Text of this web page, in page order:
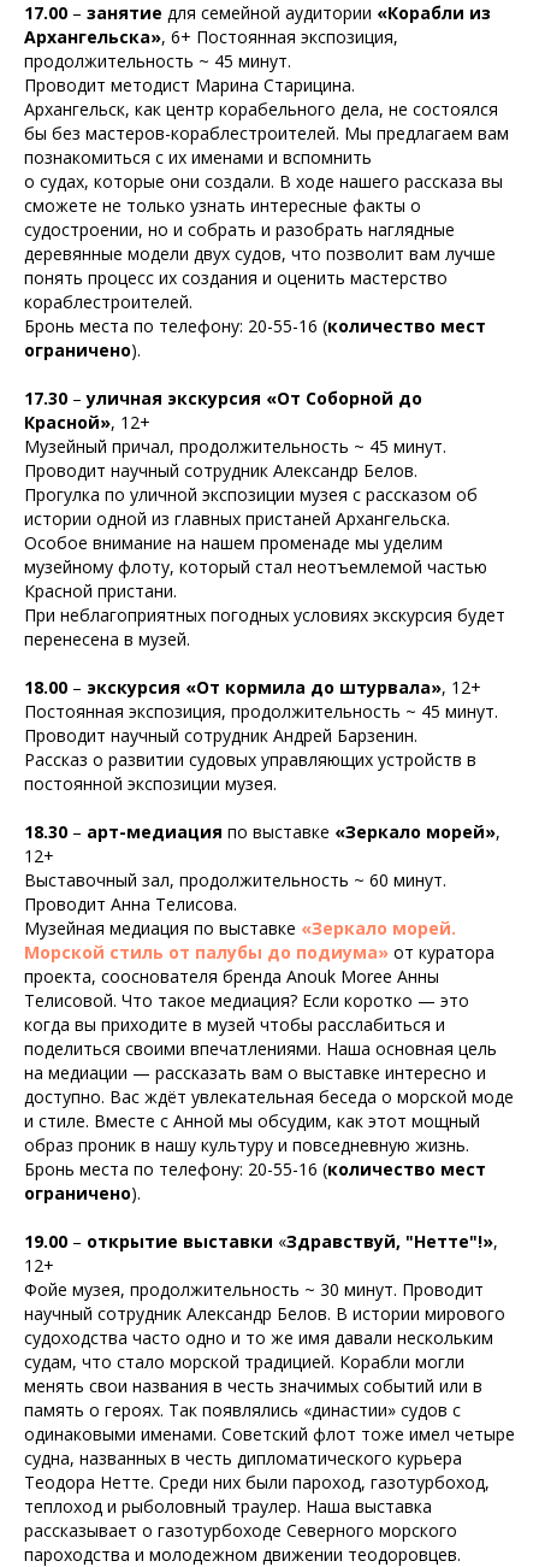
17.00 – занятие для семейной аудитории «Корабли из
Архангельска», 6+ Постоянная экспозиция,
продолжительность ~ 45 минут.
Проводит методист Марина Старицина.
Архангельск, как центр корабельного дела, не состоялся
бы без мастеров-кораблестроителей. Мы предлагаем вам
познакомиться с их именами и вспомнить
о судах, которые они создали. В ходе нашего рассказа вы
сможете не только узнать интересные факты о
судостроении, но и собрать и разобрать наглядные
деревянные модели двух судов, что позволит вам лучше
понять процесс их создания и оценить мастерство
кораблестроителей.
Бронь места по телефону: 20-55-16 (количество мест
ограничено).
17.30 –уличная экскурсия «От Соборной до
Красной», 12+
Музейный причал, продолжительность ~ 45 минут.
Проводит научный сотрудник Александр Белов.
Прогулка по уличной экспозиции музея с рассказом об
истории одной из главных пристаней Архангельска.
Особое внимание на нашем променаде мы уделим
музейному флоту, который стал неотъемлемой частью
Красной пристани.
При неблагоприятных погодных условиях экскурсия будет
перенесена в музей.
18.00 – экскурсия «От кормила до штурвала», 12+
Постоянная экспозиция, продолжительность ~ 45 минут.
Проводит научный сотрудник Андрей Барзенин.
Рассказ о развитии судовых управляющих устройств в
постоянной экспозиции музея.
18.30 – арт-медиация по выставке «Зеркало морей»,
12+
Выставочный зал, продолжительность ~ 60 минут.
Проводит Анна Телисова.
Музейная медиация по выставке «Зеркало морей.
Морской стиль от палубы до подиума» от куратора
проекта, сооснователя бренда Anouk Moree Анны
Телисовой. Что такое медиация? Если коротко — это
когда вы приходите в музей чтобы расслабиться и
поделиться своими впечатлениями. Наша основная цель
на медиации — рассказать вам о выставке интересно и
доступно. Вас ждёт увлекательная беседа о морской моде
и стиле. Вместе с Анной мы обсудим, как этот мощный
образ проник в нашу культуру и повседневную жизнь.
Бронь места по телефону: 20-55-16 (количество мест
ограничено).
19.00 – открытие выставки «Здравствуй, "Нетте"!»,
12+
Фойе музея, продолжительность ~ 30 минут. Проводит
научный сотрудник Александр Белов. В истории мирового
судоходства часто одно и то же имя давали нескольким
судам, что стало морской традицией. Корабли могли
менять свои названия в честь значимых событий или в
память о героях. Так появлялись «династии» судов с
одинаковыми именами. Советский флот тоже имел четыре
судна, названных в честь дипломатического курьера
Теодора Нетте. Среди них были пароход, газотурбоход,
теплоход и рыболовный траулер. Наша выставка
рассказывает о газотурбоходе Северного морского
пароходства и молодежном движении теодоровцев.